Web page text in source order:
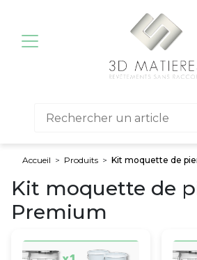
Accueil > Produits > Kit moquette de
Kit moquette de
Premium